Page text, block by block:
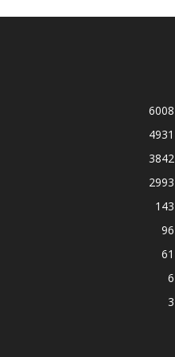
6008
4931
3842
2993
143
96
61
6
3